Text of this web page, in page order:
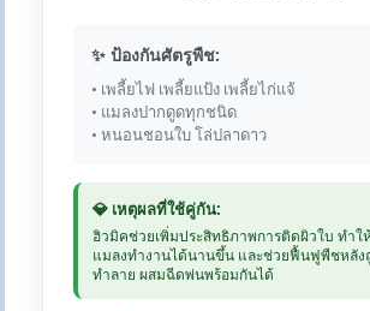
✨ ป้องกันศัตรูพืช:
• เพลี้ยไฟ เพลี้ยแป้ง เพลี้ยไก่แจ้
• แมลงปากดูดทุกชนิด
• หนอนชอนใบ โล่ปลาดาว
💎 เหตุผลที่ใช้คู่กัน:
ฮิวมิคช่วยเพิ่มประสิทธิภาพการติดผิวใบ ทำใ
แมลงทำงานได้นานขึ้น และช่วยฟื้นฟูพืชหลัง
ทำลาย ผสมฉีดพ่นพร้อมกันได้